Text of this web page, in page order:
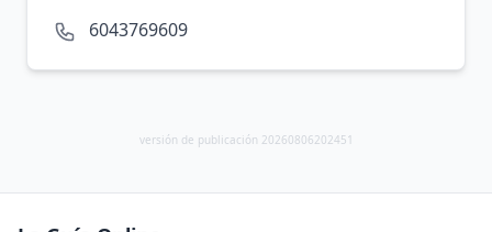
6043769609
versión de publicación 20260806202451